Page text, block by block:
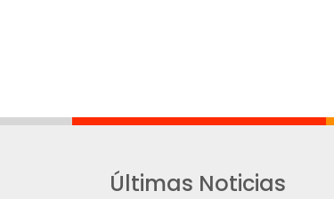
Últimas Noticias